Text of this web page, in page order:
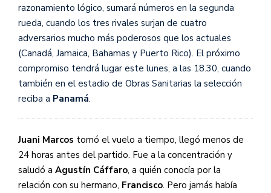
razonamiento lógico, sumará números en la segunda
rueda, cuando los tres rivales surjan de cuatro
adversarios mucho más poderosos que los actuales
(Canadá, Jamaica, Bahamas y Puerto Rico). El próximo
compromiso tendrá lugar este lunes, a las 18.30, cuando
también en el estadio de Obras Sanitarias la selección
reciba a Panamá.
Juani Marcos tomó el vuelo a tiempo, llegó menos de
24 horas antes del partido. Fue a la concentración y
saludó a Agustín Cáffaro, a quién conocía por la
relación con su hermano, Francisco. Pero jamás había